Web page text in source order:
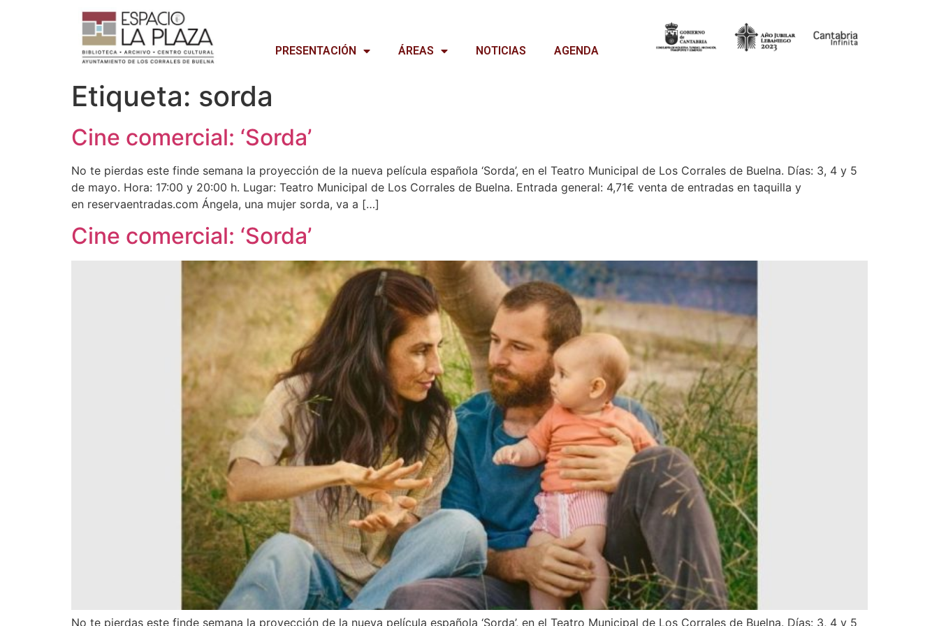
PRESENTACIÓN ÁREAS NOTICIAS AGENDA
Etiqueta: sorda
Cine comercial: ‘Sorda’
No te pierdas este finde semana la proyección de la nueva película española ‘Sorda’, en el Teatro Municipal de Los Corrales de Buelna. Días: 3, 4 y 5
de mayo. Hora: 17:00 y 20:00 h. Lugar: Teatro Municipal de Los Corrales de Buelna. Entrada general: 4,71€ venta de entradas en taquilla y
en reservaentradas.com Ángela, una mujer sorda, va a […]
Cine comercial: ‘Sorda’
No te pierdas este finde semana la proyección de la nueva película española ‘Sorda’, en el Teatro Municipal de Los Corrales de Buelna. Días: 3, 4 y 5